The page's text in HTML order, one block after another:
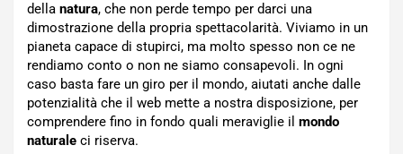
della natura, che non perde tempo per darci una
dimostrazione della propria spettacolarità. Viviamo in un
pianeta capace di stupirci, ma molto spesso non ce ne
rendiamo conto o non ne siamo consapevoli. In ogni
caso basta fare un giro per il mondo, aiutati anche dalle
potenzialità che il web mette a nostra disposizione, per
comprendere fino in fondo quali meraviglie il mondo
naturale ci riserva.